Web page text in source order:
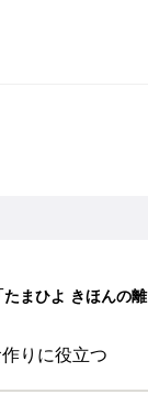
まひよ きほんの離
りに役立つ